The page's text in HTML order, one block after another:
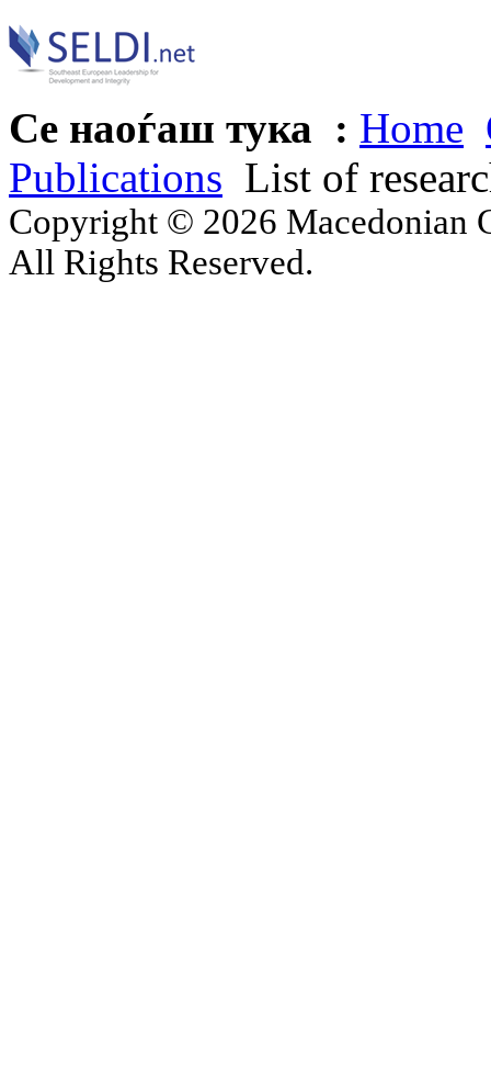
Се наоѓаш тука : Home
Publications List of
Copyright © 2026 Macedonian
All Rights Reserved.